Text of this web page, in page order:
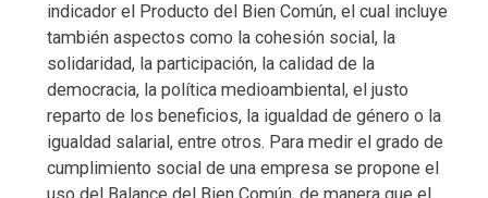
indicador el Producto del Bien Común, el cual incluye
también aspectos como la cohesión social, la
solidaridad, la participación, la calidad de la
democracia, la política medioambiental, el justo
reparto de los beneficios, la igualdad de género o la
igualdad salarial, entre otros. Para medir el grado de
cumplimiento social de una empresa se propone el